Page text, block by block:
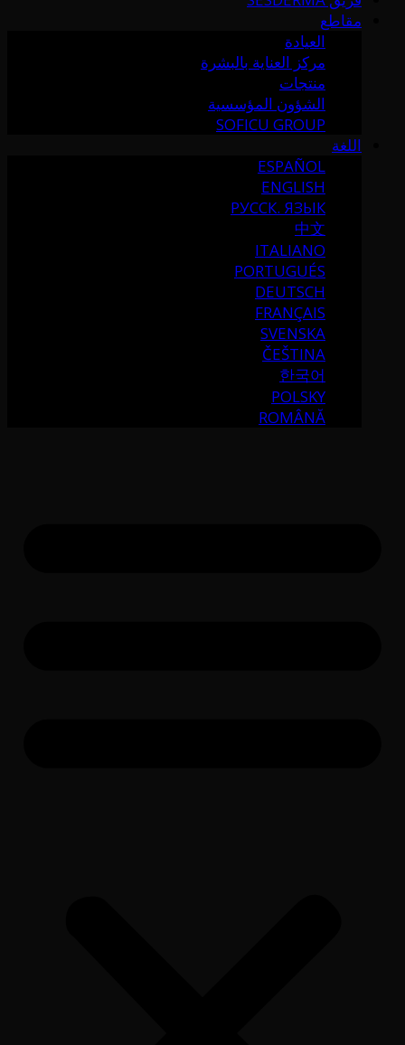
مقاطع
العيادة
مركز العناية بالبشرة
منتجات
الشؤون المؤسسية
SOFICU GROUP
اللغة
ESPAÑOL
ENGLISH
РУССК. ЯЗЫК
中文
ITALIANO
PORTUGUÉS
DEUTSCH
FRANÇAIS
SVENSKA
ČEŠTINA
한국어
POLSKY
ROMÂNĂ